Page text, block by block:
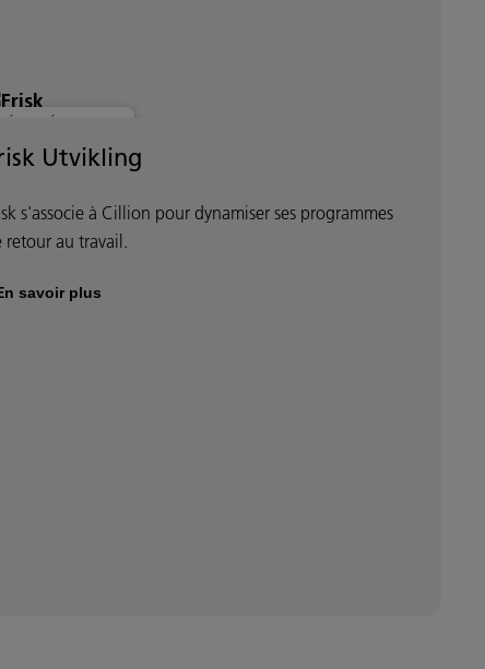
SÉCURITÉ ET CLOUD
Utvikling
s'associe à Cillion pour dynamiser ses programmes
retour au travail.
savoir plus